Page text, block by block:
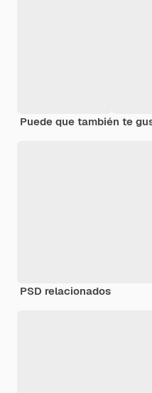
Puede que también te
PSD relacionados